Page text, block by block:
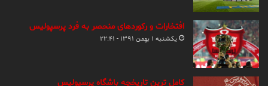
افتخارات و رکوردهای منحصر به فرد پرسپولیس
یکشنبه ۱ بهمن ۱۳۹۱ - ۲۲:۴۱
کامل ترین تاریخچه باشگاه پرسپولیس